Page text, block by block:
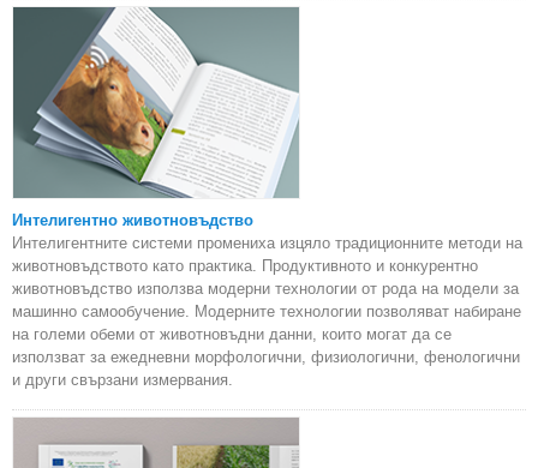
Интелигентно животновъдство
Интелигентните системи промениха изцяло традиционните методи на
животновъдството като практика. Продуктивното и конкурентно
животновъдство използва модерни технологии от рода на модели за
машинно самообучение. Модерните технологии позволяват набиране
на големи обеми от животновъдни данни, които могат да се
използват за ежедневни морфологични, физиологични, фенологични
и други свързани измервания.